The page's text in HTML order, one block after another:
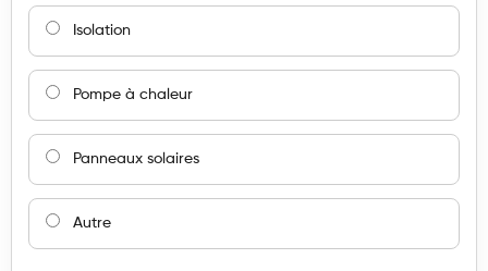
Isolation
Pompe à chaleur
Panneaux solaires
Autre